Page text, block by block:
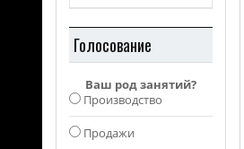
Голосование
Ваш род занятий?
Производство
Продажи